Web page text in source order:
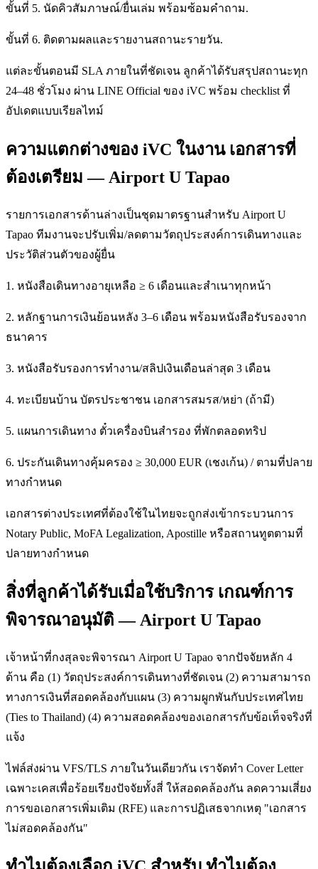
ขั้นที่ 5. นัดคิวสัมภาษณ์/ยื่นเล่ม พร้อมซ้อมคำถาม.
ขั้นที่ 6. ติดตามผลและรายงานสถานะรายวัน.
แต่ละขั้นตอนมี SLA ภายในที่ชัดเจน ลูกค้าได้รับสรุปสถานะทุก
24–48 ชั่วโมง ผ่าน LINE Official ของ iVC พร้อม checklist ที่
อัปเดตแบบเรียลไทม์
ความแตกต่างของ iVC ในงาน เอกสารที่
ต้องเตรียม — Airport U Tapao
รายการเอกสารด้านล่างเป็นชุดมาตรฐานสำหรับ Airport U
Tapao ทีมงานจะปรับเพิ่ม/ลดตามวัตถุประสงค์การเดินทางและ
ประวัติส่วนตัวของผู้ยื่น
1. หนังสือเดินทางอายุเหลือ ≥ 6 เดือนและสำเนาทุกหน้า
2. หลักฐานการเงินย้อนหลัง 3–6 เดือน พร้อมหนังสือรับรองจาก
ธนาคาร
3. หนังสือรับรองการทำงาน/สลิปเงินเดือนล่าสุด 3 เดือน
4. ทะเบียนบ้าน บัตรประชาชน เอกสารสมรส/หย่า (ถ้ามี)
5. แผนการเดินทาง ตั๋วเครื่องบินสำรอง ที่พักตลอดทริป
6. ประกันเดินทางคุ้มครอง ≥ 30,000 EUR (เชงเก้น) / ตามที่ปลาย
ทางกำหนด
เอกสารต่างประเทศที่ต้องใช้ในไทยจะถูกส่งเข้ากระบวนการ
Notary Public, MoFA Legalization, Apostille หรือสถานทูตตามที่
ปลายทางกำหนด
สิ่งที่ลูกค้าได้รับเมื่อใช้บริการ เกณฑ์การ
พิจารณาอนุมัติ — Airport U Tapao
เจ้าหน้าที่กงสุลจะพิจารณา Airport U Tapao จากปัจจัยหลัก 4
ด้าน คือ (1) วัตถุประสงค์การเดินทางที่ชัดเจน (2) ความสามารถ
ทางการเงินที่สอดคล้องกับแผน (3) ความผูกพันกับประเทศไทย
(Ties to Thailand) (4) ความสอดคล้องของเอกสารกับข้อเท็จจริงที่
แจ้ง
ไฟล์ส่งผ่าน VFS/TLS ภายในวันเดียวกัน เราจัดทำ Cover Letter
เฉพาะเคสเพื่อร้อยเรียงปัจจัยทั้งสี่ ให้สอดคล้องกัน ลดความเสี่ยง
การขอเอกสารเพิ่มเติม (RFE) และการปฏิเสธจากเหตุ "เอกสาร
ไม่สอดคล้องกัน"